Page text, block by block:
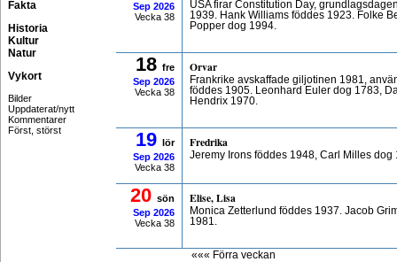
Fakta
Historia
Kultur
Natur
Vykort
Bilder
Uppdaterat/nytt
Kommentarer
Först, störst
Sep 2026
Vecka 38
USA firar Constitution Day,
1939. Hank Williams föddes 1923. Folke
Popper dog 1994.
18 fre
Sep 2026
Vecka 38
Orvar
Frankrike avskaffade giljotinen 1981,
föddes 1905. Leonhard Euler dog 1783,
Hendrix 1970.
19 lör
Sep 2026
Vecka 38
Fredrika
Jeremy Irons föddes 1948, Carl Milles
20 sön
Sep 2026
Vecka 38
Elise, Lisa
Monica Zetterlund föddes 1937. Jacob
1981.
««« Förra veckan